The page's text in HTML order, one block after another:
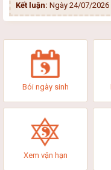
Kết luận: Ngày 24/07/2026
Bói ngày sinh
Xem vận hạn